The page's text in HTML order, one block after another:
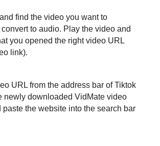
find the video you want to
to audio. Play the video and
you opened the right video URL
link).
URL from the address bar of Tiktok
newly downloaded VidMate video
paste the website into the search bar